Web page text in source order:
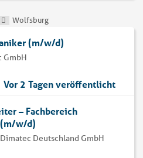
Wolfsburg
(m/w/d)
GmbH
Vor 2 Tagen veröffentlicht
– Fachbereich
(m/w/d)
Deutschland GmbH